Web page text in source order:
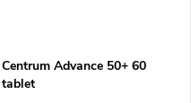
Centrum Advance 50+ 60
tablet